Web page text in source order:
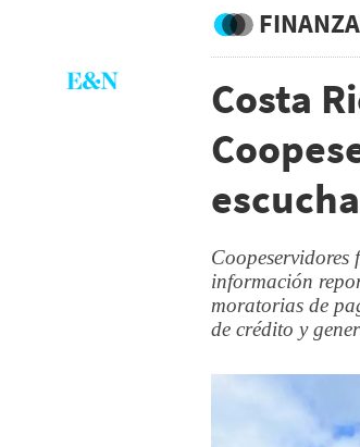
Costa
información
moratorias de
de crédito y